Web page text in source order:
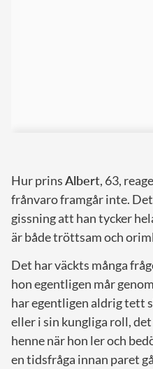
Hur prinsAlbert, 63,
frånvaro framgår inte.
gissning att han tycker
är både tröttsam och
Det har väckts många
hon egentligen mår
har egentligen aldrig tett
eller i sin kungliga roll,
henne när hon ler och
en tidsfråga innan paret